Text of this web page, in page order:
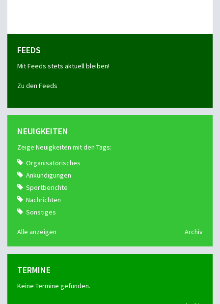
FEEDS
Mit Feeds stets aktuell bleiben!
Zu den Feeds
NEUIGKEITEN
Zeige Neuigkeiten mit den Tags:
Organisatorisches
Ankündigungen
Sportberichte
Nachrichten
Sonstiges
Alle anzeigen Archiv
TERMINE
Keine Termine gefunden.